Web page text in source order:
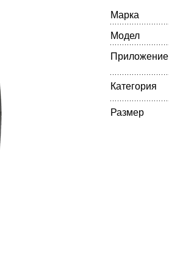
Марка
Модел
Приложение
Категория
Размер